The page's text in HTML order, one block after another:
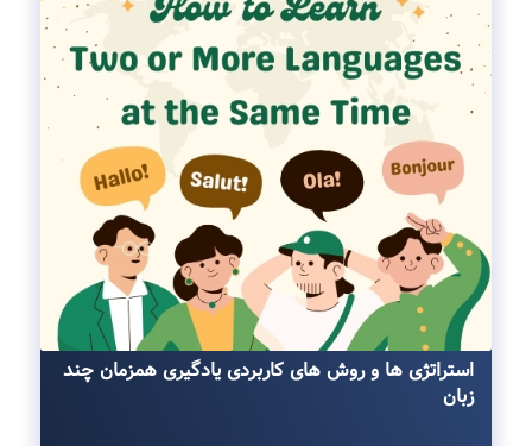
استراتژی ها و روش ‌های کاربردی یادگیری همزمان چند
زبان